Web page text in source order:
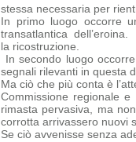
stessa necessaria per
In primo luogo occorre
transatlantica
la ricostruzione.
In secondo luogo
segnali rilevanti in questa
Ma ciò che più conta è
Commissione regionale e
rimasta pervasiva, ma
corrotta arrivassero nuovi
Se ciò avvenisse senza